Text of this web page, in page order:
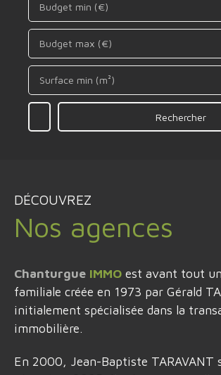
Budget min (€)
Budget max (€)
Surface min (m²)
Rechercher
DÉCOUVREZ
Nos agences
Chanturgue IMMO est avant tout
familiale créée en 1973 par Gérald
initialement spécialisée dans la
immobilière.
En 2000, Jean-Baptiste TARAVANT